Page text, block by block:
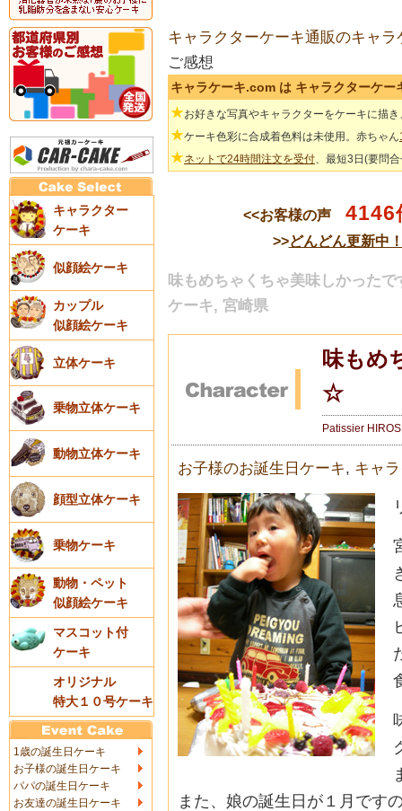
キャラクター
ケーキ
似顔絵ケーキ
カップル
似顔絵ケーキ
立体ケーキ
乗物立体ケーキ
動物立体ケーキ
顔型立体ケーキ
乗物ケーキ
動物・ペット
似顔絵ケーキ
マスコット付
ケーキ
オリジナル
特大１０号ケーキ
1歳の誕生日ケーキ
お子様の誕生日ケーキ
パパの誕生日ケーキ
お友達の誕生日ケーキ
キャラクターケーキ通販のキャラ
ご感想
キャラケーキ.com は キャラクターケ
★お好きな写真やキャラクターをケーキに描
★ケーキ色彩に合成着色料は未使用。赤ちゃん
★ネットで24時間注文を受付、最短3日(要問
<<お客様の声 4146
>>どんどん更新中
味もめちゃくちゃ美味しかった
ケーキ, 宮崎県
味もめ
☆
Patissier
お子様のお誕生日ケーキ, キャ
また、娘の誕生日が１月です